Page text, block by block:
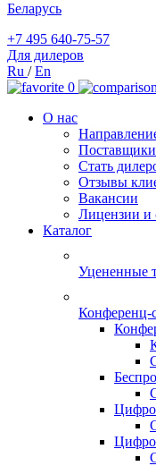
Беларусь
+7 495 640-75-57
Для дилеров
Ru /En
0
О нас
Поставщики
Стать
Отзывы
Вакансии
Лицензии и
Каталог
Уцененные
Конференц-